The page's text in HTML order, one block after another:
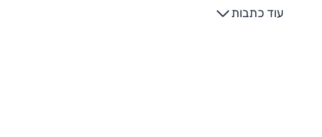
עוד כתבות